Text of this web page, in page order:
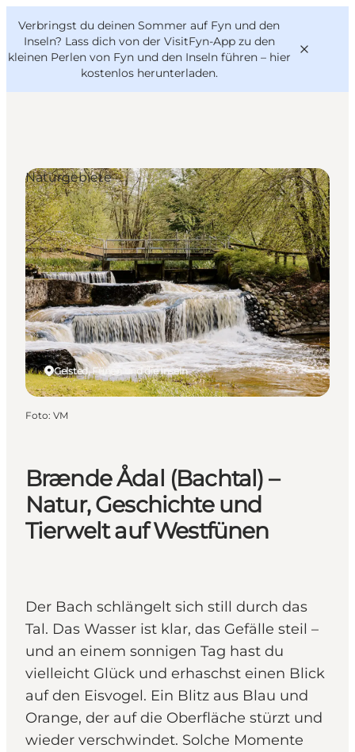
Verbringst du deinen Sommer auf Fyn und den
Inseln? Lass dich von der VisitFyn-App zu den
kleinen Perlen von Fyn und den Inseln führen – hier
kostenlos herunterladen.
Reise Ideen
Outdoor & bike
Essen & trinken
Übernachtung
VisitFyn
Deutsch
Brænde Ådal (Bachtal) –
Natur, Geschichte und
Tierwelt auf Westfünen
Der Bach schlängelt sich still durch das
Tal. Das Wasser ist klar, das Gefälle steil –
und an einem sonnigen Tag hast du
vielleicht Glück und erhaschst einen Blick
auf den Eisvogel. Ein Blitz aus Blau und
Orange, der auf die Oberfläche stürzt und
wieder verschwindet. Solche Momente
Gelsted, Fünen und die Inseln
Naturgebiete
Foto: VM